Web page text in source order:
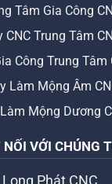
Tâm Gia Công
CNC Trung Tâm
Công Trung Tâm
Làm Mộng Âm
Mộng Dương
NỐI VỚI CHÚNG
Long Phát CNC